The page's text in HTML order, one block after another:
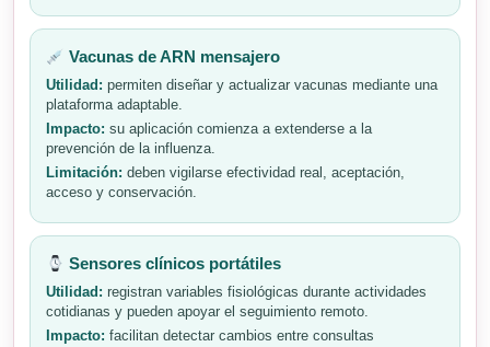
Vacunas de ARN mensajero
Utilidad: permiten diseñar y actualizar vacunas mediante una
plataforma adaptable.
Impacto: su aplicación comienza a extenderse a la
prevención de la influenza.
Limitación: deben vigilarse efectividad real, aceptación,
acceso y conservación.
Sensores clínicos portátiles
Utilidad: registran variables fisiológicas durante actividades
cotidianas y pueden apoyar el seguimiento remoto.
Impacto: facilitan detectar cambios entre consultas